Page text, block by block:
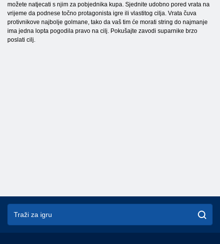
možete natjecati s njim za pobjednika kupa. Sjednite udobno pored vrata na
vrijeme da podnese točno protagonista igre ili vlastitog cilja. Vrata čuva
protivnikove najbolje golmane, tako da vaš tim će morati string do najmanje
ima jedna lopta pogodila pravo na cilj. Pokušajte zavodi suparnike brzo
poslati cilj.